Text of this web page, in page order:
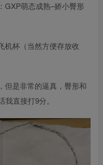
GXP萌态成熟–娇小臀形
机杯（当然方便存放收
但是非常的逼真，臀形和
直接打9分。